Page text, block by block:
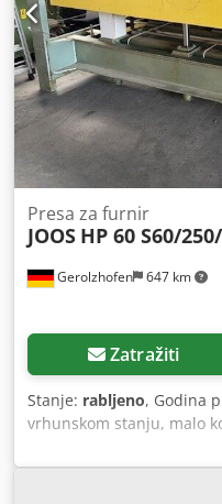
Gerolzhofen 647 km
Presa za furnir
JOOS HP 60 S60/
Zatražiti
Stanje: rabljeno, Godina
vrhunskom stanju, malo
HP 60 generalno
sigurnosni prekidač Tip
1987 br. stroja 63/